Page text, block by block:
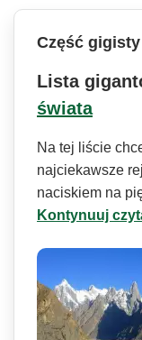
Część gigisty
Lista
świata
Na tej liście
najciekawsze
naciskiem na
Kontynuuj